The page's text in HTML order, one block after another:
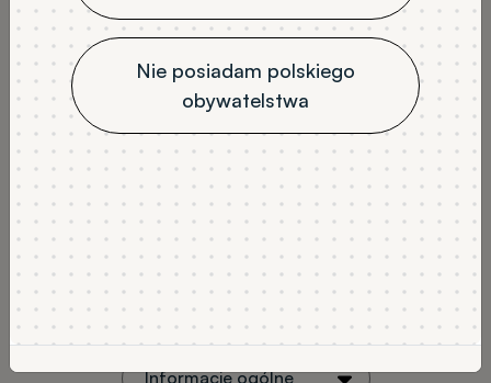
Nie posiadam polskiego
obywatelstwa